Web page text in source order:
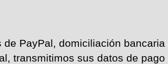
PayPal, domiciliación
transmitimos sus datos de pago